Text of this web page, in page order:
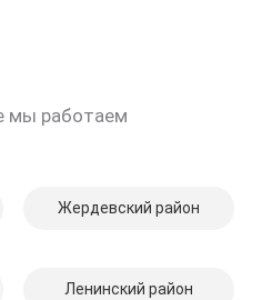
мы работаем
Жердевский район
Ленинский район